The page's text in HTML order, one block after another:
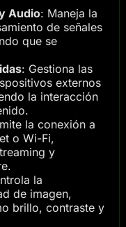
Audio: Maneja la
de señales
que se
: Gestiona las
externos
la interacción
la conexión a
o Wi-Fi,
y
la
de imagen,
brillo, contraste y